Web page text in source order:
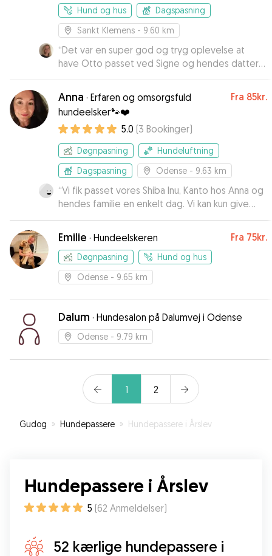
Hund og hus
Dagspasning
Sankt Klemens - 9.60 km
“Det var en super god og tryg oplevelse at
have Otto passet ved Signe og hendes datter
Ida. Vi fik billeder undervejs og han er
simpelthen bare blevet passet godt på. Mange
tak for det Signe!”
Anna · Erfaren og omsorgsfuld
hundeelsker🐾❤️
Fra 85kr.
5.0 (3 Bookinger)
Døgnpasning
Hundeluftning
Dagspasning
Odense - 9.63 km
“Vi fik passet vores Shiba Inu, Kanto hos Anna og
hendes familie en enkelt dag. Vi kan kun give
Anna og hendes familie vores bedste
anbefalinger. Kanto fik masser af
opmærksomhed, gode aktiviteter og lange
gåture. Anna var flink til at sende billeder af
Kanto i løbet af dagen, så vi trygt kunne følge
med i, at Kanto havde det rigtig godt under
pasningen.”
Emilie · Hundeelskeren Fra 75kr.
Døgnpasning
Hund og hus
Odense - 9.65 km
Dalum · Hundesalon på Dalumvej i Odense
Odense - 9.79 km
1 2
Gudog » Hundepassere » Hundepassere i Årslev
Hundepassere i Årslev
5 (62 Anmeldelser)
52 kærlige hundepassere i